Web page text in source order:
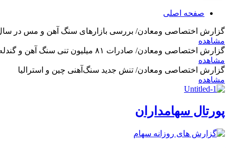
صفحه اصلی
گزارش اختصاصی ومعادن/ بررسی بازارهای سنگ آهن و مس در سال 2025 و نگاه تحلیلگران به
مشاهده
گزارش اختصاصی ومعادن/ صادرات ۸۱ میلیون تنی سنگ آهن و گندله استرالیا در ماه گذشته
مشاهده
گزارش اختصاصی ومعادن/ تنش جدید سنگ‌آهنی چین و استرالیا
مشاهده
پورتال سهامداران